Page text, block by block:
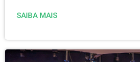
SAIBA MAIS